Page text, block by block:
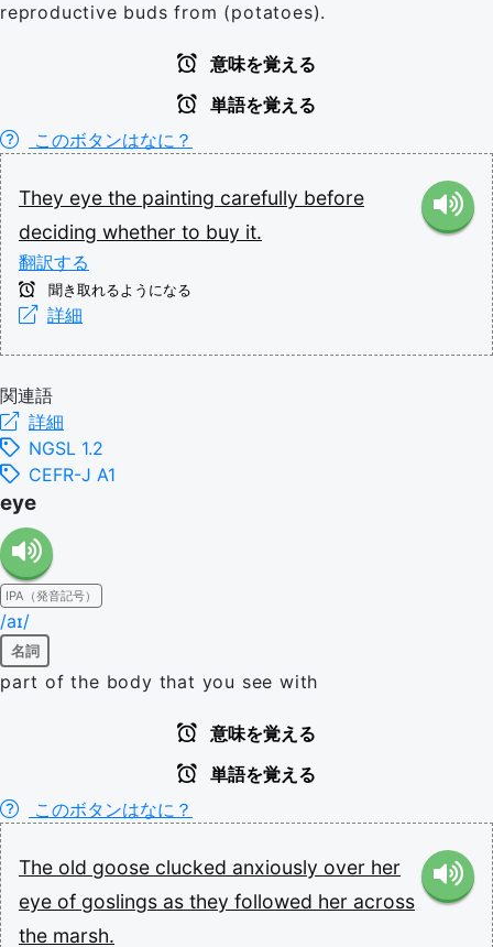
reproductive buds from (potatoes).
意味を覚える
単語を覚える
このボタンはなに？
They eye the painting carefully before
deciding whether to buy it.
翻訳する
聞き取れるようになる
詳細
関連語
詳細
NGSL 1.2
CEFR-J A1
eye
IPA（発音記号）
/aɪ/
名詞
part of the body that you see with
意味を覚える
単語を覚える
このボタンはなに？
The old goose clucked anxiously over her
eye of goslings as they followed her across
the marsh.